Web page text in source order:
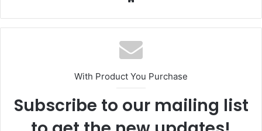
te
With Product You Purchase
Subscribe to our mailing list